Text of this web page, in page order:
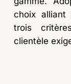
choix alliant
trois
clientèle